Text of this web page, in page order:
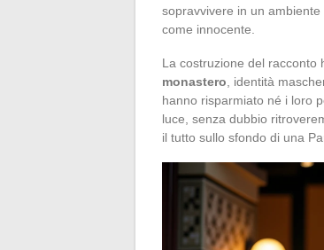
sopravvivere in un
come innocente.
La costruzione del racconto
monastero , identità
hanno risparmiato né i loro
luce, senza dubbio
il tutto sullo sfondo di una